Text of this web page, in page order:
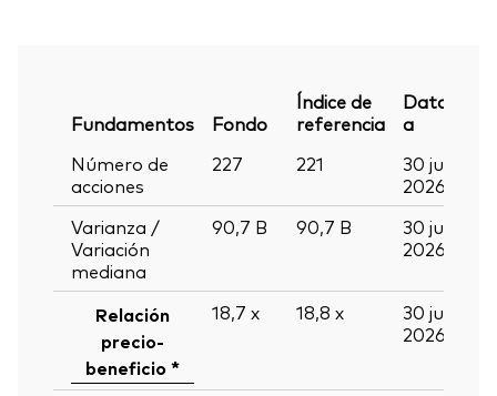
Fundamentos Fondo
Índice de
referencia
Datos
a
Número de
acciones
227 221
30 jun
2026
Varianza /
Variación
mediana
90,7 B 90,7 B
30 jun
2026
Relación
precio-
beneficio *
18,7 x 18,8 x
30 jun
2026